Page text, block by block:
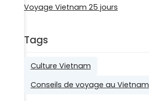
Voyage Vietnam 25 jours
Tags
Culture Vietnam
Conseils de voyage au Vietnam